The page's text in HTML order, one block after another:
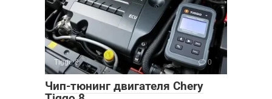
Tiggo 8 0
Чип-тюнинг двигателя Chery